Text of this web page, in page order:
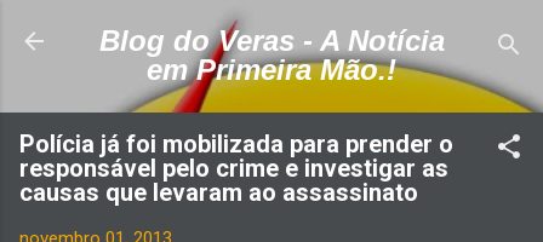
Pular para o conteúdo principal
Blog do Veras - A Notícia
em Primeira Mão.!
Polícia já foi mobilizada para prender o
responsável pelo crime e investigar as
causas que levaram ao assassinato